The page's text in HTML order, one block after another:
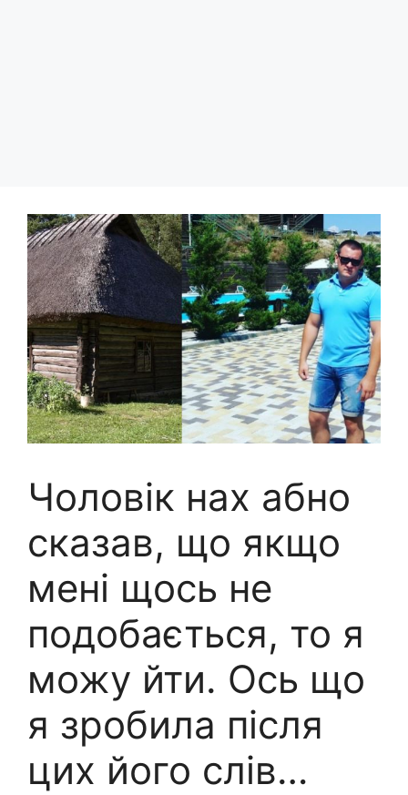
Чоловік нах абно
сказав, що якщо
мені щось не
подобається, то я
можу йти. Ось що
я зробила після
цих його слів…